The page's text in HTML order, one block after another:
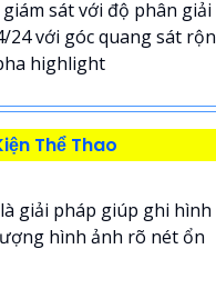
sát với độ phân giải
24 với góc quang sát
highlight
Thể Thao
giải pháp giúp ghi hình
hình ảnh rõ nét ổn